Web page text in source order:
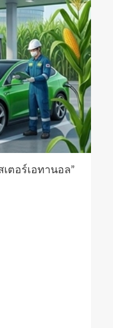
ตอร์เอทานอล”